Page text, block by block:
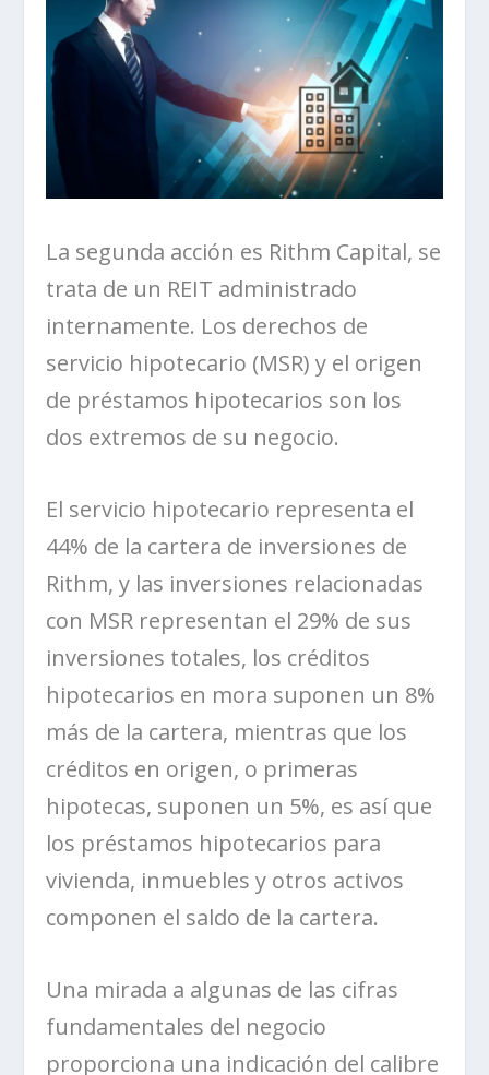
La segunda acción es Rithm Capital, se
trata de un REIT administrado
internamente. Los derechos de
servicio hipotecario (MSR) y el origen
de préstamos hipotecarios son los
dos extremos de su negocio.
El servicio hipotecario representa el
44% de la cartera de inversiones de
Rithm, y las inversiones relacionadas
con MSR representan el 29% de sus
inversiones totales, los créditos
hipotecarios en mora suponen un 8%
más de la cartera, mientras que los
créditos en origen, o primeras
hipotecas, suponen un 5%, es así que
los préstamos hipotecarios para
vivienda, inmuebles y otros activos
componen el saldo de la cartera.
Una mirada a algunas de las cifras
fundamentales del negocio
proporciona una indicación del calibre